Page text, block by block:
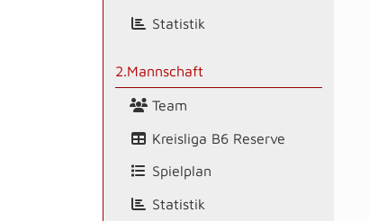
Statistik
2.Mannschaft
Team
Kreisliga B6 Reserve
Spielplan
Statistik